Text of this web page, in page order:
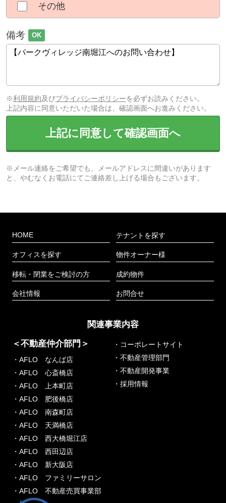
その他
備考 OK
※利用規約及びプライバシーポリシーを必ずお読みください。
上記内容に同意いただいた場合は、確認画面へお進みください。
上記に同意して確認画面へ
※メール連絡をご希望でも、メールアドレスに間違いがあります
と、やむなくお電話にてご連絡差し上げる場合もございます。
HOME
オフィスを探す
移転・閉業をご検討の方
会社情報
テナントを探す
物件オーナー様
成約物件
お問合せ
関連事業内容
＜不動産仲介部門＞
・AFLO なんば店
・AFLO 心斎橋店
・AFLO 上本町店
・AFLO 肥後橋店
・AFLO 南森町店
・AFLO 天満橋店
・AFLO 西大橋堀江店
・AFLO 西田辺店
・AFLO 新大阪店
・AFLO ファミリーサロン
・AFLO 不動産売買事業部
・コーポレートサイト
・不動産管理部門
・不動産開発事業
・採用情報